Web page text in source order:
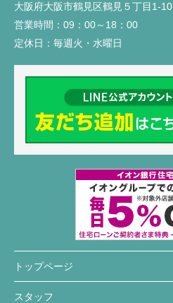
大阪府大阪市鶴見区鶴見５丁目1-10
営業時間： 09：00～18：00
定休日： 毎週火・水曜日
トップページ
スタッフ